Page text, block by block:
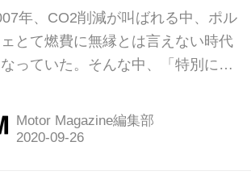
ブリッドも手がけていた
ルシェの真意
年、CO2削減が叫ばれる中、ポル
とて燃費に無縁とは言えない時代
っていた。そんな中、「特別に高
場している。しかしその一方で、ポ
シェはすでにカイエン ハイブリッド
Motor Magazine編集部